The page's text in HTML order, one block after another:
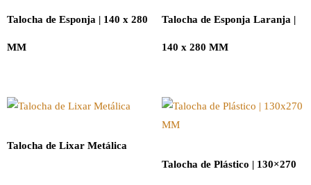
Talocha de Esponja | 140 x 280
MM
Talocha de Esponja Laranja |
140 x 280 MM
Talocha de Lixar Metálica
Talocha de Plástico | 130×270